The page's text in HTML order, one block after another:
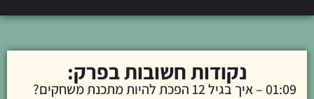
נקודות חשובות בפרק:
01:09 – איך בגיל 12 הפכת להיות מתכנת משחקים?